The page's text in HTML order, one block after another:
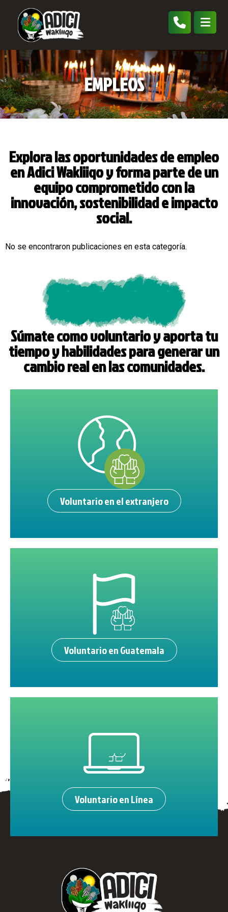
EMPLEOS
Explora las oportunidades de empleo
en Adici Wakliiqo y forma parte de un
equipo comprometido con la
innovación, sostenibilidad e impacto
social.
No se encontraron publicaciones en esta categoría.
Súmate como voluntario y aporta tu
tiempo y habilidades para generar un
cambio real en las comunidades.
Voluntario en el extranjero
Voluntario en Guatemala
Voluntario en Línea